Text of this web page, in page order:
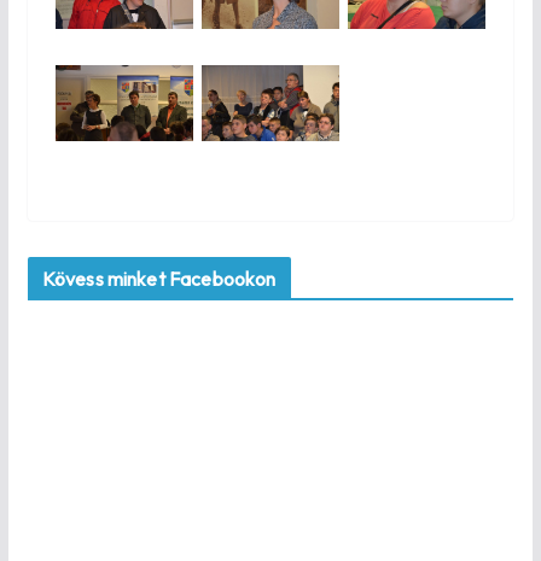
Kövess minket Facebookon